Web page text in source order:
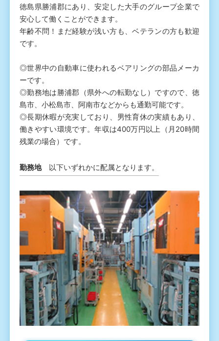
徳島県勝浦郡にあり、安定した大手のグループ企業で
安心して働くことができます。
年齢不問！まだ経験が浅い方も、ベテランの方も歓迎
です。
◎世界中の自動車に使われるベアリングの部品メーカ
ーです。
◎勤務地は勝浦郡（県外への転勤なし）ですので、徳
島市、小松島市、阿南市などからも通勤可能です。
◎長期休暇が充実しており、男性育休の実績もあり、
働きやすい環境です。年収は400万円以上（月20時間
残業の場合）です。
勤務地 以下いずれかに配属となります。